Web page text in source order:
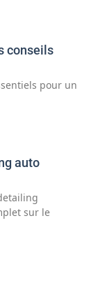
conseils
pour un
auto
sur le